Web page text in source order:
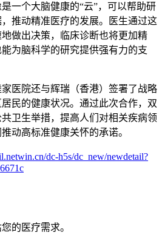
一个大脑健康的“云”，可以帮助研
推动精准医疗的发展。医生通过这
做出决策，临床诊断也将更加精
为脑科学的研究提供强有力的支
医院还与辉瑞（香港）签署了战略
民的健康状况。通过此次合作，双
卫生举措，提高人们对相关疾病领
动高标准健康关怀的承诺。
dc-h5s/dc_new/newdetail?
的医疗需求。